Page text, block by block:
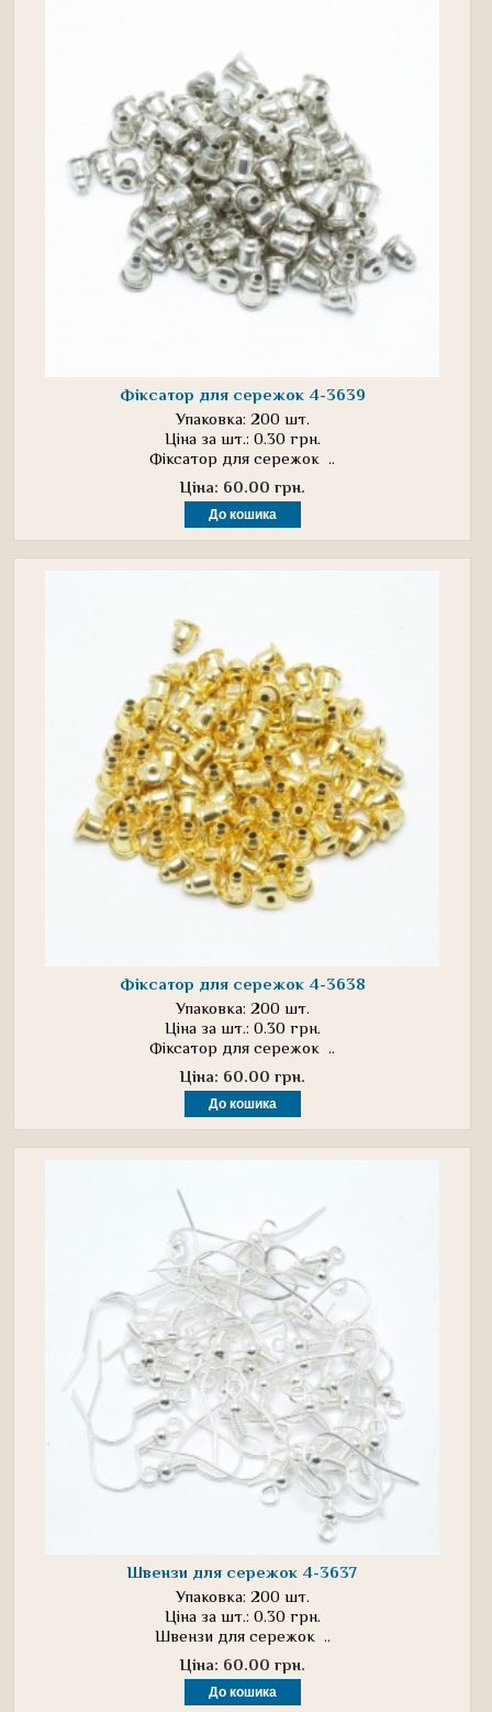
Фіксатор для сережок 4-3639
Упаковка: 200 шт.
Ціна за шт.: 0.30 грн.
Фіксатор для сережок ..
Ціна: 60.00 грн.
Фіксатор для сережок 4-3638
Упаковка: 200 шт.
Ціна за шт.: 0.30 грн.
Фіксатор для сережок ..
Ціна: 60.00 грн.
Швензи для сережок 4-3637
Упаковка: 200 шт.
Ціна за шт.: 0.30 грн.
Швензи для сережок ..
Ціна: 60.00 грн.